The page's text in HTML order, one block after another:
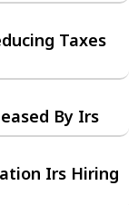
Taxes
By Irs
Irs Hiring